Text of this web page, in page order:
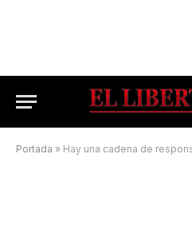
Portada » Hay una cadena de responsabilidades